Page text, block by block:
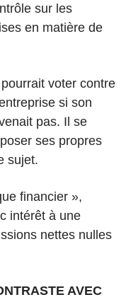
sur les
en matière de
voter contre
si son
pas. Il se
ses propres
sujet.
financier »,
intérêt à une
nettes nulles
AVEC